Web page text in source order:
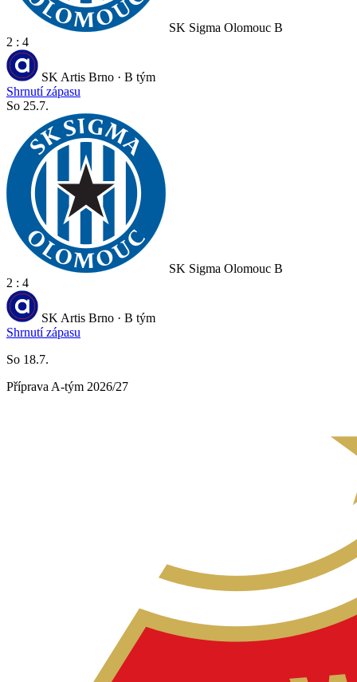
SK Sigma Olomouc B
2 : 4
SK Artis Brno · B tým
Shrnutí zápasu
So 25.7.
SK Sigma Olomouc B
2 : 4
SK Artis Brno · B tým
Shrnutí zápasu
So 18.7.
Příprava A-tým 2026/27